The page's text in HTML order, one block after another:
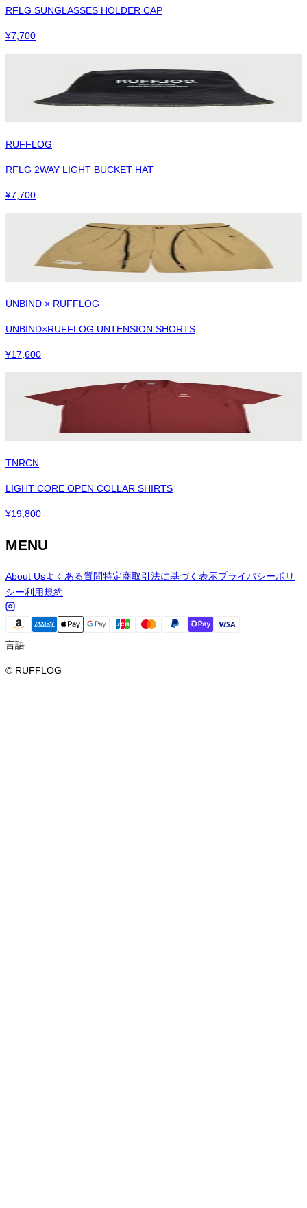
RFLG SUNGLASSES HOLDER CAP
¥7,700
RUFFLOG
RFLG 2WAY LIGHT BUCKET HAT
¥7,700
UNBIND × RUFFLOG
UNBIND×RUFFLOG UNTENSION SHORTS
¥17,600
TNRCN
LIGHT CORE OPEN COLLAR SHIRTS
¥19,800
MENU
About Usよくある質問特定商取引法に基づく表示プライバシーポリ
シー利用規約
言語
© RUFFLOG